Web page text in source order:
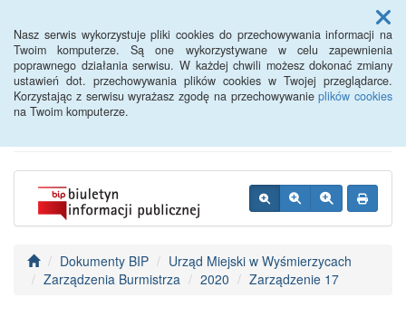
Nasz serwis wykorzystuje pliki cookies do przechowywania informacji na
Twoim komputerze. Są one wykorzystywane w celu zapewnienia
poprawnego działania serwisu. W każdej chwili możesz dokonać zmiany
ustawień dot. przechowywania plików cookies w Twojej przeglądarce.
Korzystając z serwisu wyrażasz zgodę na przechowywanieplików cookies
na Twoim komputerze.
Menu
BIP - Urząd Miejski
Wyśmierzyce
Dokumenty BIP
Urząd Miejski w Wyśmierzycach
Zarządzenia Burmistrza
2020 Zarządzenie 17